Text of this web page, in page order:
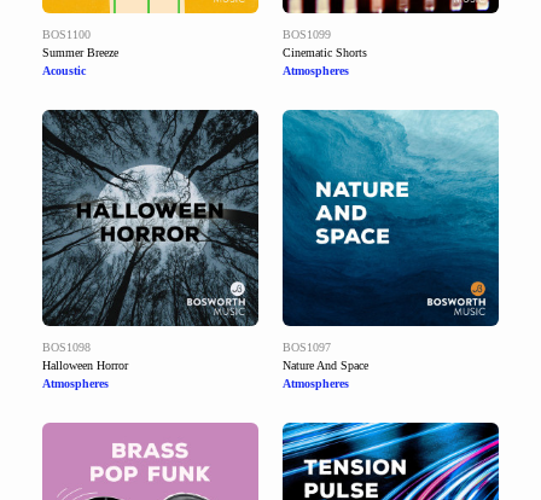
BOS1100
Summer Breeze
Acoustic
BOS1099
Cinematic Shorts
Atmospheres
BOS1098
Halloween Horror
Atmospheres
BOS1097
Nature And Space
Atmospheres